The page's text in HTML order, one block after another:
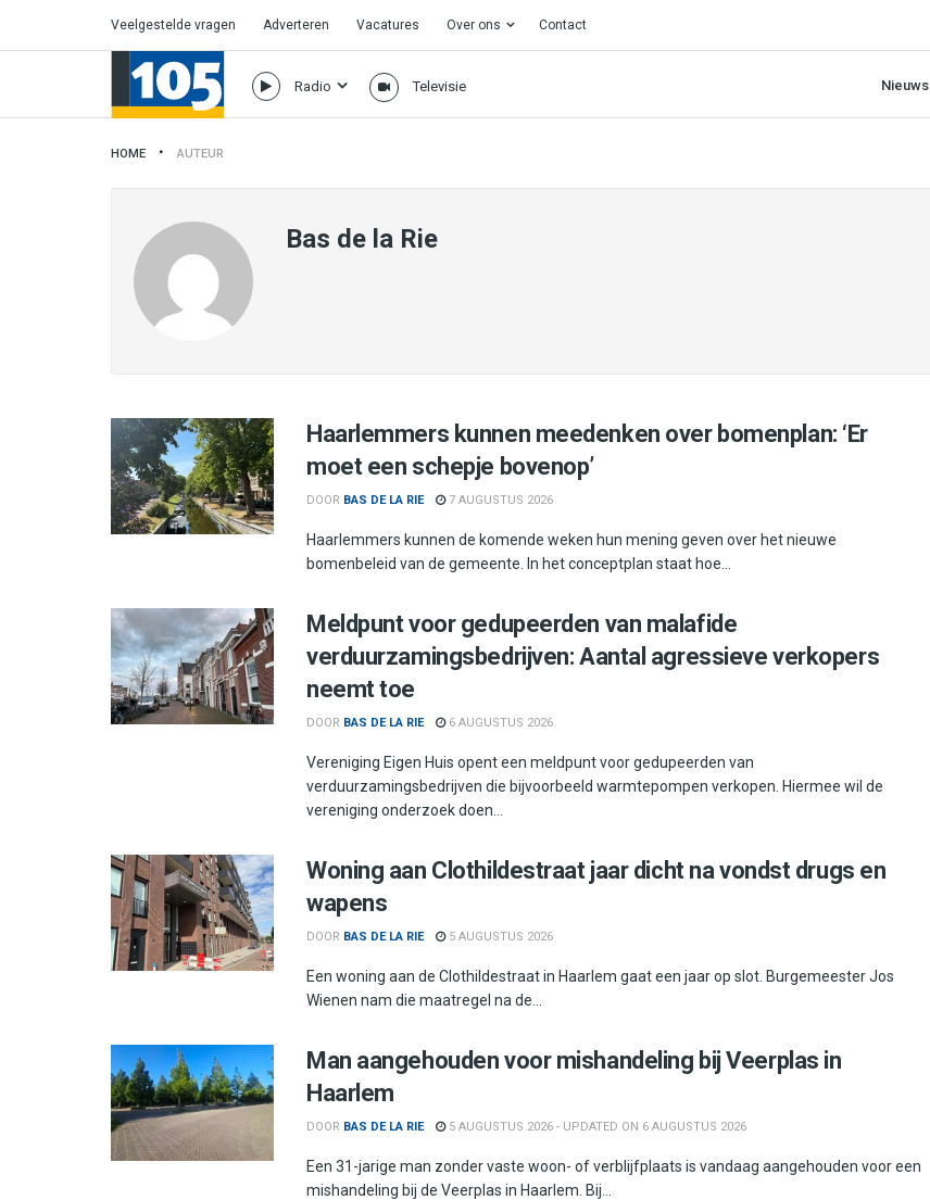
Veelgestelde vragen Adverteren Vacatures Over ons Contact
Radio Televisie Nieuws
HOME AUTEUR
Bas de la Rie
Haarlemmers kunnen meedenken over bomenplan: ‘Er
moet een schepje bovenop’
DOOR BAS DE LA RIE 7 AUGUSTUS 2026
Haarlemmers kunnen de komende weken hun mening geven over het nieuwe
bomenbeleid van de gemeente. In het conceptplan staat hoe...
Meldpunt voor gedupeerden van malafide
verduurzamingsbedrijven: Aantal agressieve verkopers
neemt toe
DOOR BAS DE LA RIE 6 AUGUSTUS 2026
Vereniging Eigen Huis opent een meldpunt voor gedupeerden van
verduurzamingsbedrijven die bijvoorbeeld warmtepompen verkopen. Hiermee wil de
vereniging onderzoek doen...
Woning aan Clothildestraat jaar dicht na vondst drugs en
wapens
DOOR BAS DE LA RIE 5 AUGUSTUS 2026
Een woning aan de Clothildestraat in Haarlem gaat een jaar op slot. Burgemeester Jos
Wienen nam die maatregel na de...
Man aangehouden voor mishandeling bij Veerplas in
Haarlem
DOOR BAS DE LA RIE 5 AUGUSTUS 2026 - UPDATED ON 6 AUGUSTUS 2026
Een 31-jarige man zonder vaste woon- of verblijfplaats is vandaag aangehouden voor een
mishandeling bij de Veerplas in Haarlem. Bij...